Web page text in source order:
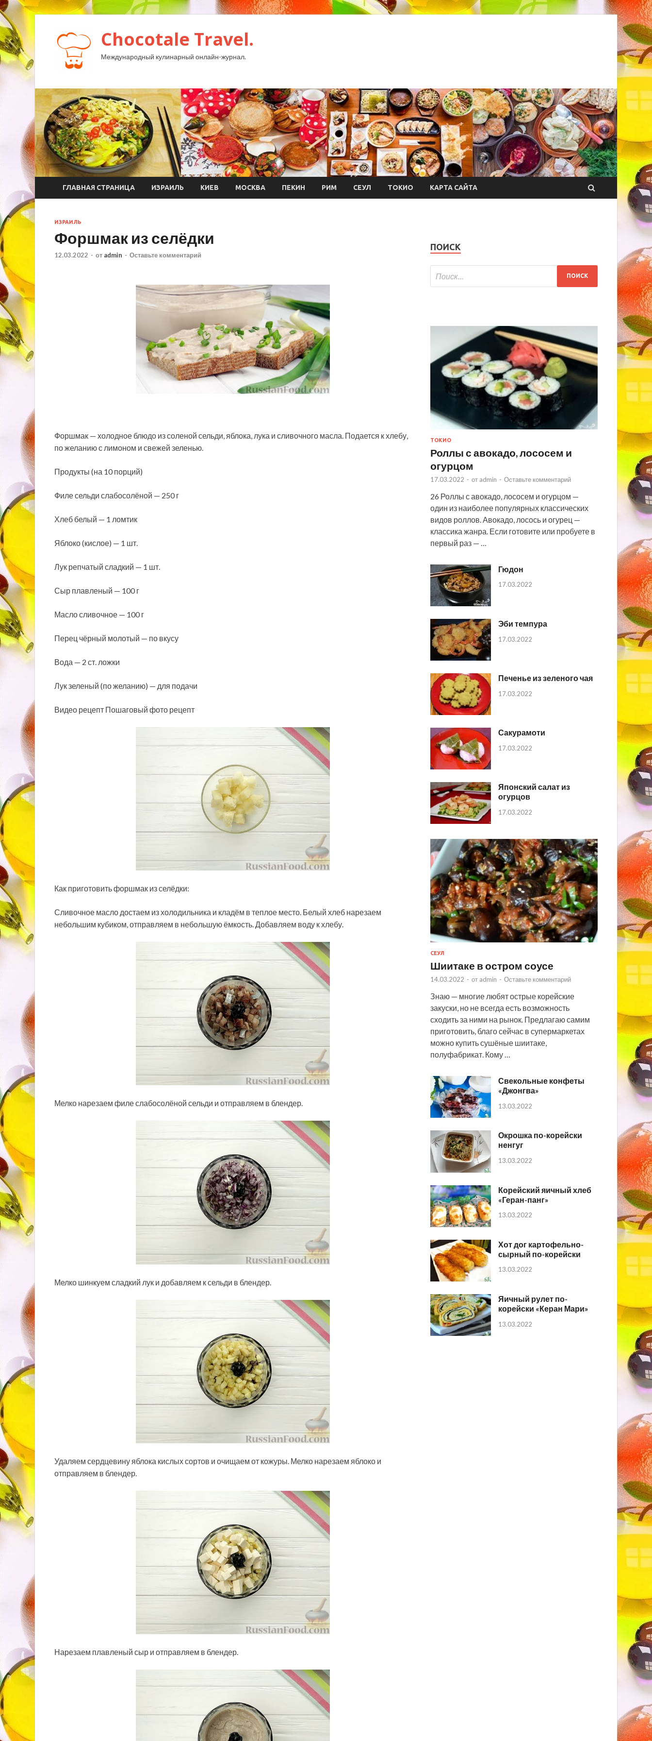
Chocotale Travel.
Международный кулинарный онлайн-журнал.
ГЛАВНАЯ СТРАНИЦА ИЗРАИЛЬ КИЕВ МОСКВА ПЕКИН РИМ СЕУЛ ТОКИО КАРТА САЙТА
ИЗРАИЛЬ
Форшмак из селёдки
12.03.2022 - от admin - Оставьте комментарий
Форшмак — холодное блюдо из соленой сельди, яблока, лука и сливочного масла. Подается к хлебу,
по желанию с лимоном и свежей зеленью.
Продукты (на 10 порций)
Филе сельди слабосолёной — 250 г
Хлеб белый — 1 ломтик
Яблоко (кислое) — 1 шт.
Лук репчатый сладкий — 1 шт.
Сыр плавленый — 100 г
Масло сливочное — 100 г
Перец чёрный молотый — по вкусу
Вода — 2 ст. ложки
Лук зеленый (по желанию) — для подачи
Видео рецепт Пошаговый фото рецепт
Как приготовить форшмак из селёдки:
Сливочное масло достаем из холодильника и кладём в теплое место. Белый хлеб нарезаем
небольшим кубиком, отправляем в небольшую ёмкость. Добавляем воду к хлебу.
Мелко нарезаем филе слабосолёной сельди и отправляем в блендер.
Мелко шинкуем сладкий лук и добавляем к сельди в блендер.
Удаляем сердцевину яблока кислых сортов и очищаем от кожуры. Мелко нарезаем яблоко и
отправляем в блендер.
Нарезаем плавленый сыр и отправляем в блендер.
ПОИСК
ТОКИО
Роллы с авокадо, лососем и
огурцом
17.03.2022 - от admin - Оставьте комментарий
26 Роллы с авокадо, лососем и огурцом —
один из наиболее популярных классических
видов роллов. Авокадо, лосось и огурец —
классика жанра. Если готовите или пробуете в
первый раз — …
Гюдон
17.03.2022
Эби темпура
17.03.2022
Печенье из зеленого чая
17.03.2022
Сакурамоти
17.03.2022
Японский салат из
огурцов
17.03.2022
СЕУЛ
Шиитаке в остром соусе
14.03.2022 - от admin - Оставьте комментарий
Знаю — многие любят острые корейские
закуски, но не всегда есть возможность
сходить за ними на рынок. Предлагаю самим
приготовить, благо сейчас в супермаркетах
можно купить сушёные шиитаке,
полуфабрикат. Кому …
Свекольные конфеты
«Джонгва»
13.03.2022
Окрошка по-корейски
ненгуг
13.03.2022
Корейский яичный хлеб
«Геран-панг»
13.03.2022
Хот дог картофельно-
сырный по-корейски
13.03.2022
Яичный рулет по-
корейски «Керан Мари»
13.03.2022